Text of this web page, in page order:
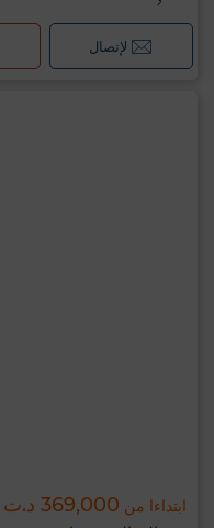
لإتصال
ابتداءا من 369,000 د.ت